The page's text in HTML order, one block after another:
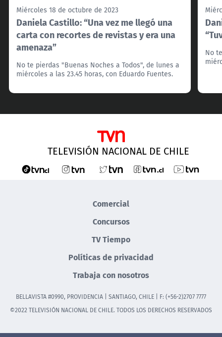
Miércoles 18 de octubre de 2023
Daniela Castillo: “Una vez me llegó una
carta con recortes de revistas y era una
amenaza”
No te pierdas "Buenas Noches a Todos", de lunes a
miércoles a las 23.45 horas, con Eduardo Fuentes.
No
TELEVISIÓN NACIONAL DE CHILE
Comercial
Concursos
TV Tiempo
Políticas de privacidad
Trabaja con nosotros
BELLAVISTA #0990, PROVIDENCIA | SANTIAGO, CHILE | F: (+56-2)2707 7777
©2022 TELEVISIÓN NACIONAL DE CHILE. TODOS LOS DERECHOS RESERVADOS